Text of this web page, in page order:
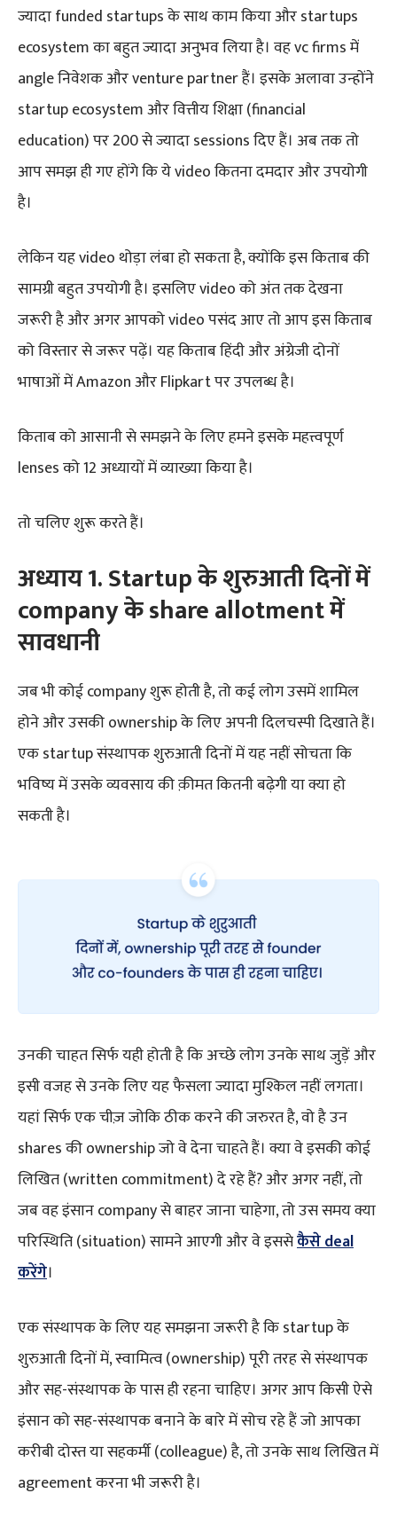
ज्यादा funded startups के साथ काम किया और startups
ecosystem का बहुत ज्यादा अनुभव लिया है। वह vc firms में
angle निवेशक और venture partner हैं। इसके अलावा उन्होंने
startup ecosystem और वित्तीय शिक्षा (financial
education) पर 200 से ज्यादा sessions दिए हैं। अब तक तो
आप समझ ही गए होंगे कि ये video कितना दमदार और उपयोगी
है।
लेकिन यह video थोड़ा लंबा हो सकता है, क्योंकि इस किताब की
सामग्री बहुत उपयोगी है। इसलिए video को अंत तक देखना
जरूरी है और अगर आपको video पसंद आए तो आप इस किताब
को विस्तार से जरूर पढ़ें। यह किताब हिंदी और अंग्रेजी दोनों
भाषाओं में Amazon और Flipkart पर उपलब्ध है।
किताब को आसानी से समझने के लिए हमने इसके महत्त्वपूर्ण
lenses को 12 अध्यायों में व्याख्या किया है।
तो चलिए शुरू करते हैं।
अध्याय 1. Startup के शुरुआती दिनों में
company के share allotment में
सावधानी
जब भी कोई company शुरू होती है, तो कई लोग उसमें शामिल
होने और उसकी ownership के लिए अपनी दिलचस्पी दिखाते हैं।
एक startup संस्थापक शुरुआती दिनों में यह नहीं सोचता कि
भविष्य में उसके व्यवसाय की क़ीमत कितनी बढ़ेगी या क्या हो
सकती है।
उनकी चाहत सिर्फ यही होती है कि अच्छे लोग उनके साथ जुड़ें और
इसी वजह से उनके लिए यह फैसला ज्यादा मुश्किल नहीं लगता।
यहां सिर्फ एक चीज़ जोकि ठीक करने की जरुरत है, वो है उन
shares की ownership जो वे देना चाहते हैं। क्या वे इसकी कोई
लिखित (written commitment) दे रहे हैं? और अगर नहीं, तो
जब वह इंसान company से बाहर जाना चाहेगा, तो उस समय क्या
परिस्थिति (situation) सामने आएगी और वे इससेकैसे deal
करेंगे।
एक संस्थापक के लिए यह समझना जरूरी है कि startup के
शुरुआती दिनों में, स्वामित्व (ownership) पूरी तरह से संस्थापक
और सह-संस्थापक के पास ही रहना चाहिए। अगर आप किसी ऐसे
इंसान को सह-संस्थापक बनाने के बारे में सोच रहे हैं जो आपका
करीबी दोस्त या सहकर्मी (colleague) है, तो उनके साथ लिखित में
agreement करना भी जरूरी है।